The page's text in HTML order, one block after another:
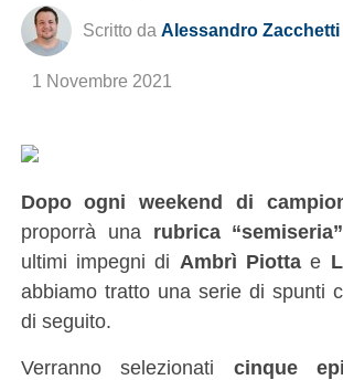
Scritto da Alessandro Zacchetti
1 Novembre 2021
Dopo ogni weekend di
proporrà una rubrica “semiseria”
ultimi impegni di Ambrì Piotta e
abbiamo tratto una serie di spunti
di seguito.
Verranno selezionati cinque